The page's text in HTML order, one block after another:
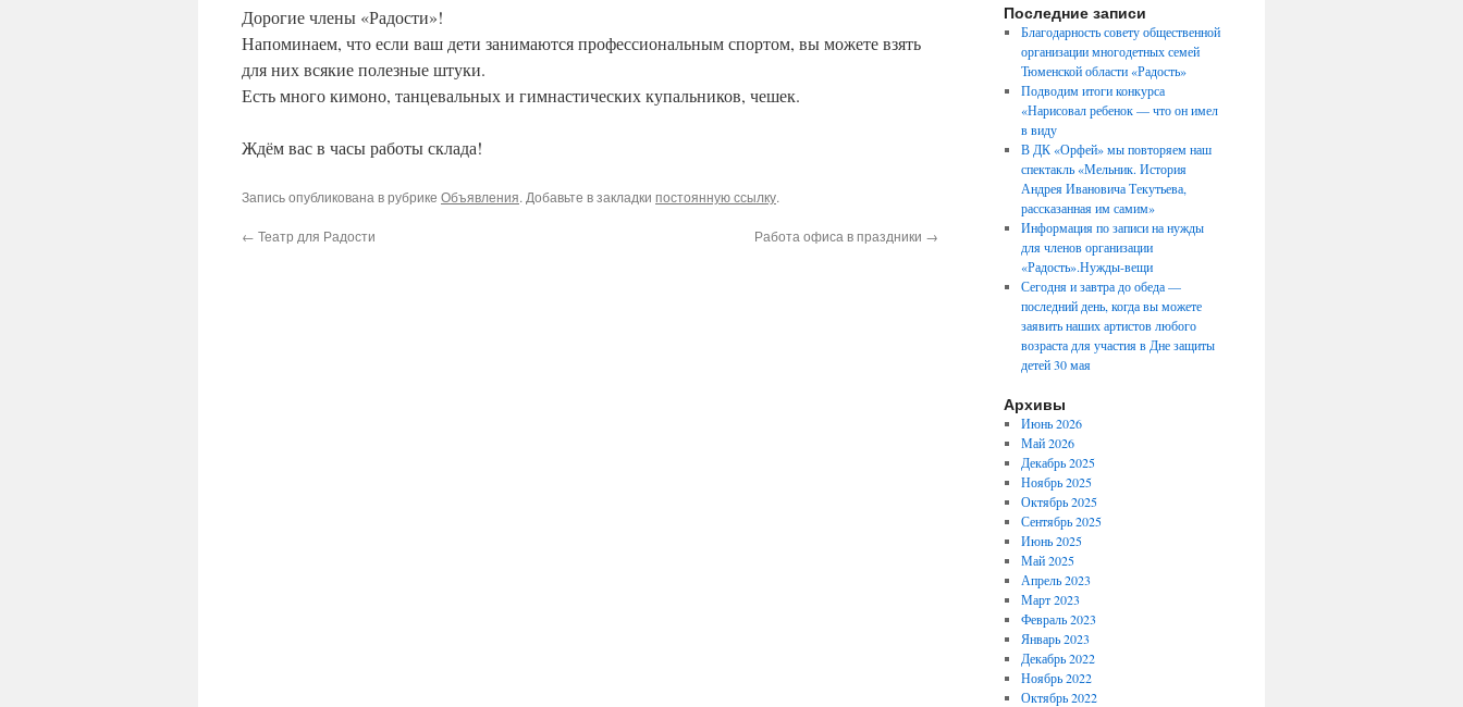
Дорогие члены «Радости»!
Напоминаем, что если ваш дети занимаются профессиональным спортом, вы можете взять
для них всякие полезные штуки.
Есть много кимоно, танцевальных и гимнастических купальников, чешек.
Ждём вас в часы работы склада!
Запись опубликована в рубрике Объявления. Добавьте в закладки постоянную ссылку.
← Театр для Радости Работа офиса в праздники →
Последние записи
Благодарность совету общественной
организации многодетных семей
Тюменской области «Радость»
Подводим итоги конкурса
«Нарисовал ребенок — что он имел
в виду
В ДК «Орфей» мы повторяем наш
спектакль «Мельник. История
Андрея Ивановича Текутьева,
рассказанная им самим»
Информация по записи на нужды
для членов организации
«Радость».Нужды-вещи
Сегодня и завтра до обеда —
последний день, когда вы можете
заявить наших артистов любого
возраста для участия в Дне защиты
детей 30 мая
Архивы
Июнь 2026
Май 2026
Декабрь 2025
Ноябрь 2025
Октябрь 2025
Сентябрь 2025
Июнь 2025
Май 2025
Апрель 2023
Март 2023
Февраль 2023
Январь 2023
Декабрь 2022
Ноябрь 2022
Октябрь 2022